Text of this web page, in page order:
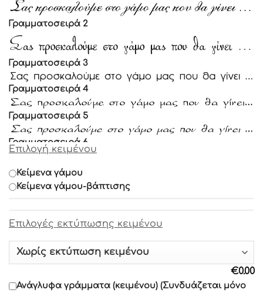
Γραμματοσειρά 2
Γραμματοσειρά 3
Γραμματοσειρά 4
Γραμματοσειρά 5
Γραμματοσειρά 6
Γραμματοσειρά 7
Γραμματοσειρά 9
Γραμματοσειρά 10
Γραμματοσειρά 11
Επιλογή κειμένου
Κείμενα γάμου
Κείμενα γάμου-βάπτισης
Επιλογές εκτύπωσης κειμένου
€0.00
Ανάγλυφα γράμματα (κειμένου) (Συνδυάζεται μόνο